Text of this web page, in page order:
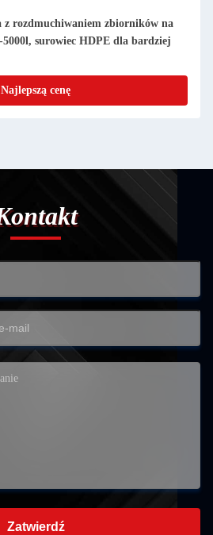
z rozdmuchiwaniem zbiorników na
5000l, surowiec HDPE dla bardziej
Najlepszą cenę
Zatwierdź